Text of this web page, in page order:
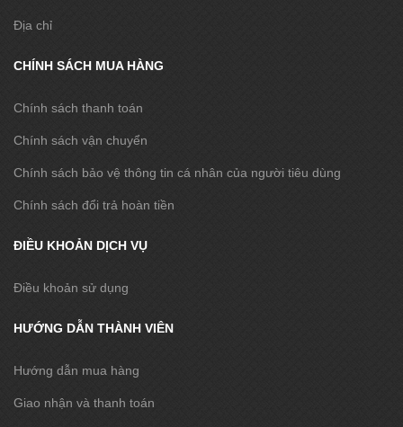
Địa chỉ
CHÍNH SÁCH MUA HÀNG
Chính sách thanh toán
Chính sách vận chuyển
Chính sách bảo vệ thông tin cá nhân của người tiêu dùng
Chính sách đổi trả hoàn tiền
ĐIỀU KHOẢN DỊCH VỤ
Điều khoản sử dụng
HƯỚNG DẪN THÀNH VIÊN
Hướng dẫn mua hàng
Giao nhận và thanh toán